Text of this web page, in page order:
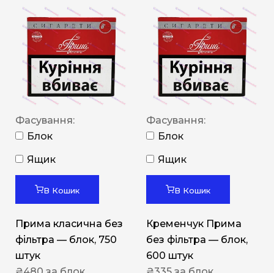
Фасування:
Блок
Ящик
В Кошик
Прима класична без
фільтра — блок, 750
штук
Фасування:
Блок
Ящик
В Кошик
Кременчук Прима
без фільтра — блок,
600 штук